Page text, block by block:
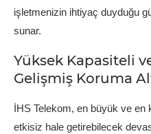
işletmenizin ihtiyaç duyduğu
sunar.
Yüksek Kapasiteli
Gelişmiş Koruma
İHS Telekom, en büyük ve en
etkisiz hale getirebilecek